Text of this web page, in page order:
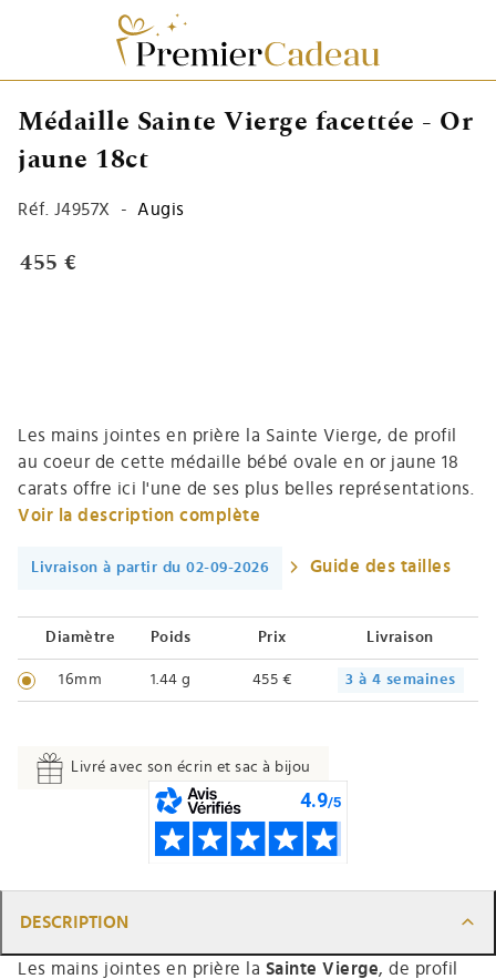
Médaille Sainte Vierge facettée - Or
jaune 18ct
Réf. J4957X - Augis
455 €
Les mains jointes en prière la Sainte Vierge, de profil
au coeur de cette médaille bébé ovale en or jaune 18
carats offre ici l'une de ses plus belles représentations.
Voir la description complète
Livraison à partir du 02-09-2026 Guide des tailles
Diamètre Poids Prix Livraison
16mm 1.44 g 455 € 3 à 4 semaines
Livré avec son écrin et sac à bijou
DESCRIPTION
Les mains jointes en prière la Sainte Vierge, de profil